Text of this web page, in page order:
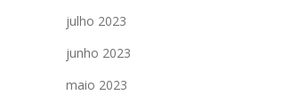
julho 2023
junho 2023
maio 2023